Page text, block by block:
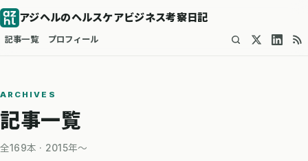
アジヘルのヘルスケアビジネス考察日記
記事一覧 プロフィール
ARCHIVES
記事一覧
全169本 · 2015年〜